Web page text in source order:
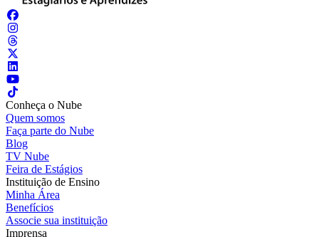
Conheça o Nube
Quem somos
Faça parte do Nube
Blog
TV Nube
Feira de Estágios
Instituição de Ensino
Minha Área
Benefícios
Associe sua instituição
Imprensa